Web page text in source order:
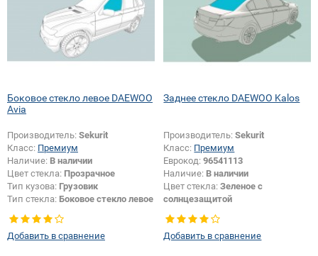
Боковое стекло левое DAEWOO
Avia
Производитель: Sekurit
Класс: Премиум
Наличие: В наличии
Цвет стекла: Прозрачное
Тип кузова: Грузовик
Тип стекла: Боковое стекло левое
Добавить в сравнение
Заднее стекло DAEWOO Kalos
Производитель:Sekurit
Класс: Премиум
Еврокод:96541113
Наличие: В наличии
Цвет стекла:Зеленое с
солнцезащитой
Добавить в сравнение